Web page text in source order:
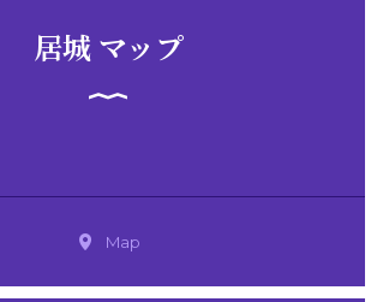
居城 マップ
Map